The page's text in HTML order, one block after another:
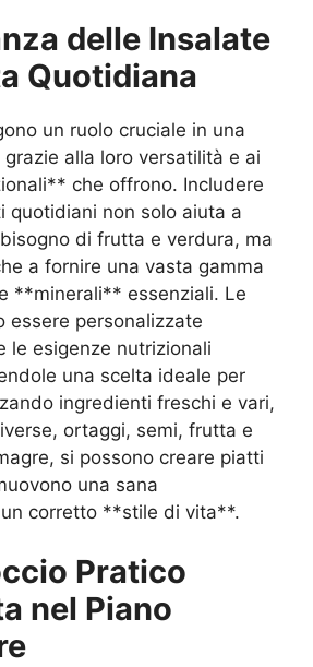
delle Insalate
Quotidiana
un ruolo cruciale in una
alla loro versatilità e ai
che offrono. Includere
quotidiani non solo aiuta a
di frutta e verdura, ma
a fornire una vasta gamma
**minerali** essenziali. Le
essere personalizzate
le esigenze nutrizionali
una scelta ideale per
ingredienti freschi e vari,
ortaggi, semi, frutta e
si possono creare piatti
una sana
corretto **stile di vita**.
Pratico
nel Piano